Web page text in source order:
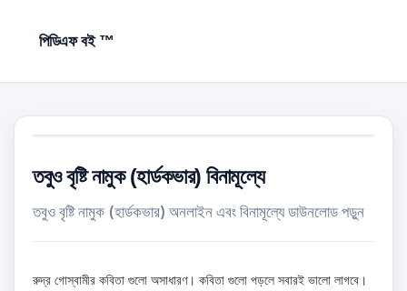
পিডিএফ বই ™
তবুও বৃষ্টি নামুক (হার্ডকভার) বিনামূল্যে
তবুও বৃষ্টি নামুক (হার্ডকভার) অনলাইন এবং বিনামূল্যে ডাউনলোড পড়ুন
রুদ্র গোস্বামীর কবিতা গুলো অসাধারণ। কবিতা গুলো পড়লে সবারই ভালো লাগবে।